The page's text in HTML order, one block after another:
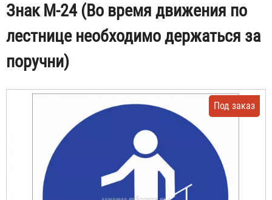
Знак М-24 (Во время движения по
лестнице необходимо держаться за
поручни)
Под заказ